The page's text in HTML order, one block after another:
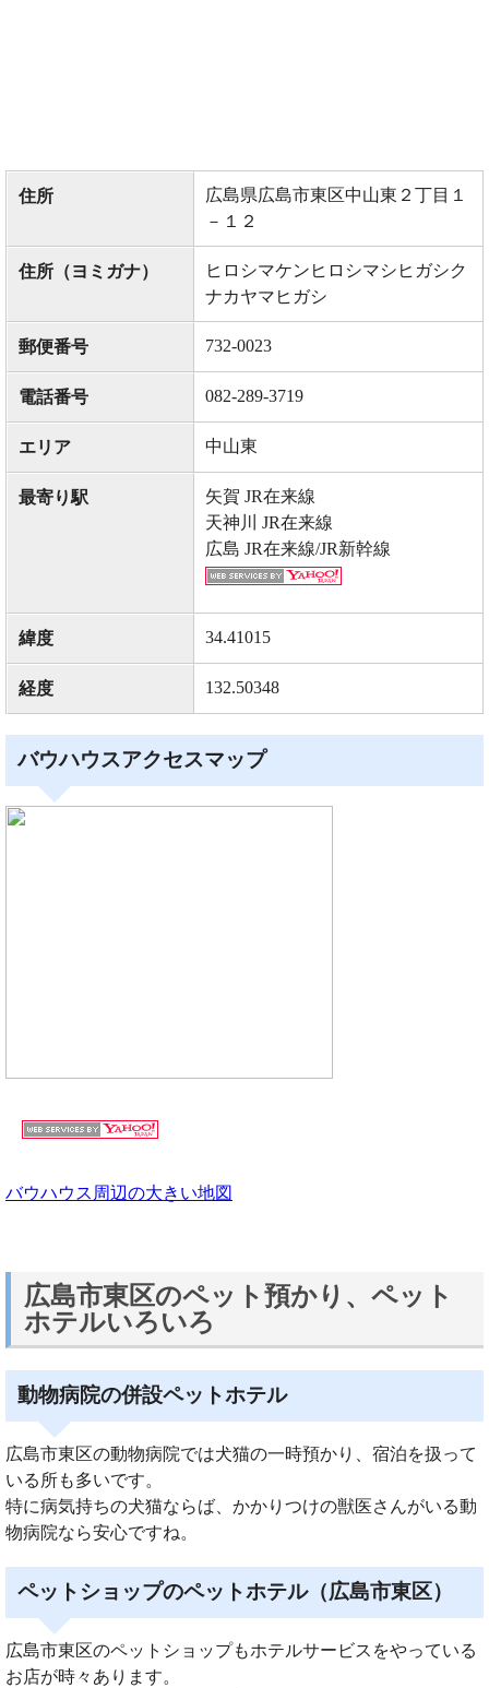
住所
広島県広島市東区中山東２丁目１
－１２
住所（ヨミガナ）
ヒロシマケンヒロシマシヒガシク
ナカヤマヒガシ
郵便番号 732-0023
電話番号 082-289-3719
エリア 中山東
最寄り駅
矢賀 JR在来線
天神川 JR在来線
広島 JR在来線/JR新幹線
緯度 34.41015
経度 132.50348
バウハウスアクセスマップ
バウハウス周辺の大きい地図
広島市東区のペット預かり、ペット
ホテルいろいろ
動物病院の併設ペットホテル
広島市東区の動物病院では犬猫の一時預かり、宿泊を扱って
いる所も多いです。
特に病気持ちの犬猫ならば、かかりつけの獣医さんがいる動
物病院なら安心ですね。
ペットショップのペットホテル（広島市東区）
広島市東区のペットショップもホテルサービスをやっている
お店が時々あります。